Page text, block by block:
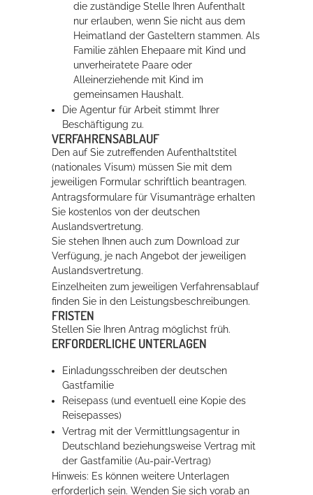
die zuständige Stelle Ihren Aufenthalt
nur erlauben, wenn Sie nicht aus dem
Heimatland der Gasteltern stammen. Als
Familie zählen Ehepaare mit Kind und
unverheiratete Paare oder
Alleinerziehende mit Kind im
gemeinsamen Haushalt.
Die Agentur für Arbeit stimmt Ihrer
Beschäftigung zu.
VERFAHRENSABLAUF
Den auf Sie zutreffenden Aufenthaltstitel
(nationales Visum) müssen Sie mit dem
jeweiligen Formular schriftlich beantragen.
Antragsformulare für Visumanträge erhalten
Sie kostenlos von der deutschen
Auslandsvertretung.
Sie stehen Ihnen auch zum Download zur
Verfügung, je nach Angebot der jeweiligen
Auslandsvertretung.
Einzelheiten zum jeweiligen Verfahrensablauf
finden Sie in den Leistungsbeschreibungen.
FRISTEN
Stellen Sie Ihren Antrag möglichst früh.
ERFORDERLICHE UNTERLAGEN
Einladungsschreiben der deutschen
Gastfamilie
Reisepass (und eventuell eine Kopie des
Reisepasses)
Vertrag mit der Vermittlungsagentur in
Deutschland beziehungsweise Vertrag mit
der Gastfamilie (Au-pair-Vertrag)
Hinweis: Es können weitere Unterlagen
erforderlich sein. Wenden Sie sich vorab an